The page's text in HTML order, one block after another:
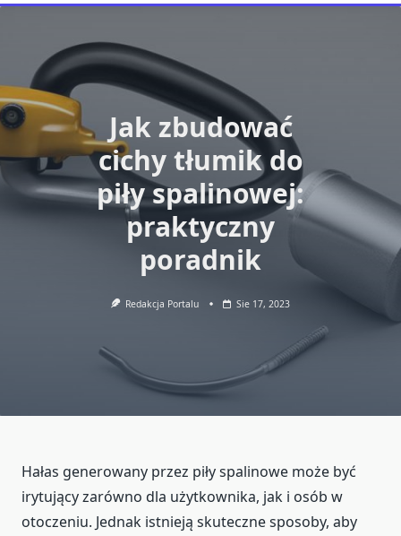
Jak zbudować
cichy tłumik do
piły spalinowej:
praktyczny
poradnik
Redakcja Portalu Sie 17, 2023
Hałas generowany przez piły spalinowe może być
irytujący zarówno dla użytkownika, jak i osób w
otoczeniu. Jednak istnieją skuteczne sposoby, aby